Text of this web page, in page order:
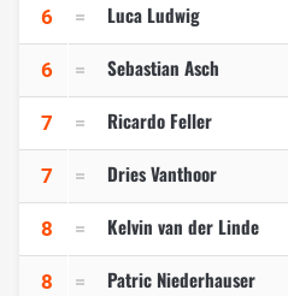
6 Luca Ludwig
6 Sebastian Asch
7 Ricardo Feller
7 Dries Vanthoor
8 Kelvin van der Linde
8 Patric Niederhauser